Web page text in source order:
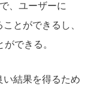
、ユーザーに
とができるし、
できる。
い結果を得るため